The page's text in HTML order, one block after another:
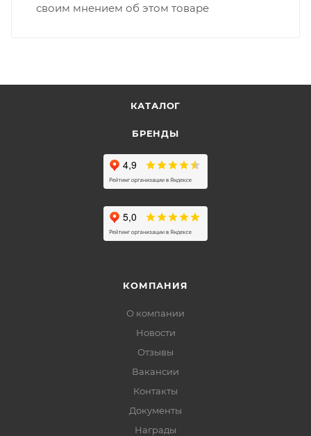
своим мнением об этом товаре
КАТАЛОГ
БРЕНДЫ
КОМПАНИЯ
О компании
Новости
Отзывы
Вакансии
Контакты
Документы
Награды